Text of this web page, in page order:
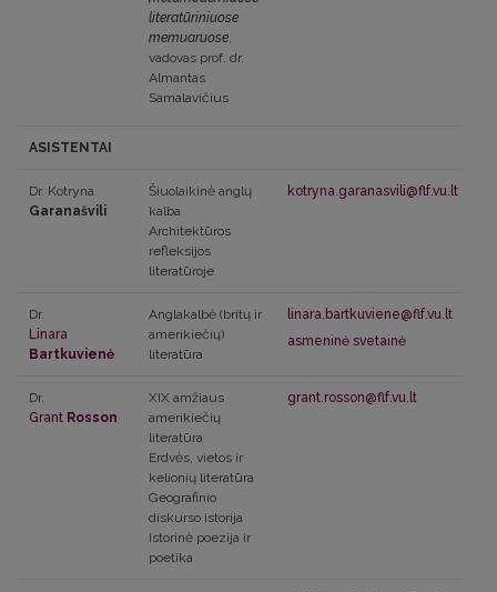
literatūriniuose
memuaruose,
vadovas prof. dr.
Almantas
Samalavičius
ASISTENTAI
Dr. Kotryna
Garanašvili
Šiuolaikinė anglų
kalba
Architektūros
refleksijos
literatūroje
kotryna.garanasvili@flf.vu.lt
Dr.
Linara
Bartkuvienė
Anglakalbė (britų ir
amerikiečių)
literatūra
linara.bartkuviene@flf.vu.lt
asmeninė svetainė
Dr.
Grant Rosson
XIX amžiaus
amerikiečių
literatūra
Erdvės, vietos ir
kelionių literatūra
Geografinio
diskurso istorija
Istorinė poezija ir
poetika
grant.rosson@flf.vu.lt